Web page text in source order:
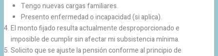
Tengo nuevas cargas familiares.
Presento enfermedad o incapacidad (si aplica).
El monto fijado resulta actualmente desproporcionado e
imposible de cumplir sin afectar mi subsistencia mínima.
Solicito que se ajuste la pensión conforme al principio de